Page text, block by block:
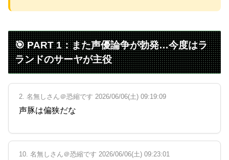
🎯 PART 1：また声優論争が勃発…今度はラ
ランドのサーヤが主役
2. 名無しさん＠恐縮です 2026/06/06(土) 09:19:09
声豚は偏狭だな
10. 名無しさん＠恐縮です 2026/06/06(土) 09:23:01